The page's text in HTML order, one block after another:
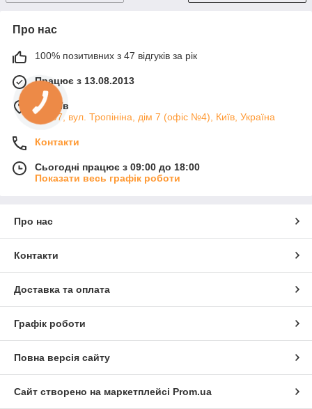
Про нас
100% позитивних з 47 відгуків за рік
Працює з 13.08.2013
м. Київ
04107, вул. Тропініна, дім 7 (офіс №4), Київ, Україна
Контакти
Сьогодні працює з 09:00 до 18:00
Показати весь графік роботи
Про нас
Контакти
Доставка та оплата
Графік роботи
Повна версія сайту
Сайт створено на маркетплейсі Prom.ua